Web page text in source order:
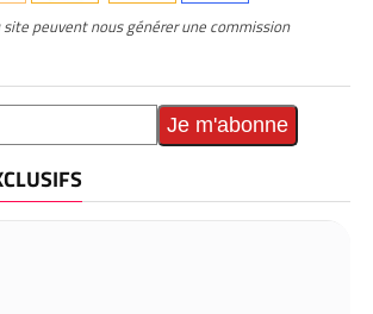
site peuvent nous générer une commission